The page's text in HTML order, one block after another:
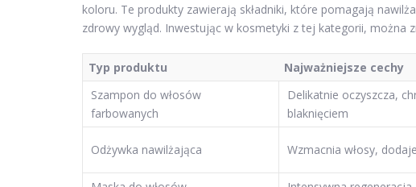
koloru. Te produkty zawierają składniki, które pomagają
zdrowy wygląd. Inwestując w kosmetyki z tej kategorii, można
Typ produktu Najważniejsze cechy
Szampon do włosów
farbowanych
Delikatnie oczyszcza,
blaknięciem
Odżywka nawilżająca Wzmacnia włosy,